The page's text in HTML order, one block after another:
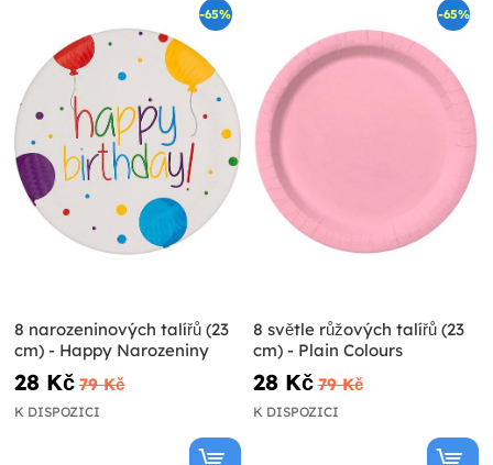
-65%
8 narozeninových talířů (23
cm) - Happy Narozeniny
28 Kč 79 Kč
K DISPOZICI
-65%
8 světle růžových talířů (23
cm) - Plain Colours
28 Kč 79 Kč
K DISPOZICI